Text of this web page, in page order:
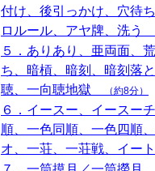
付け、後引っかけ、穴待
ロルール、アヤ牌、洗う
５．ありあり、亜両面、
ち、暗槓、暗刻、暗刻落
聴、一向聴地獄
（約8分）
６．イースー、イースー
順、一色同順、一色四順
オ、一荘、一荘戦、イー